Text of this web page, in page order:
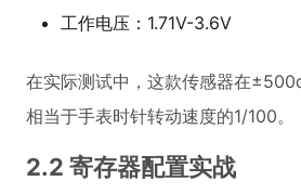
工作电压：1.71V-3.6V
在实际测试中，这款传感器在
相当于手表时针转动速度的1/100。
2.2 寄存器配置实战